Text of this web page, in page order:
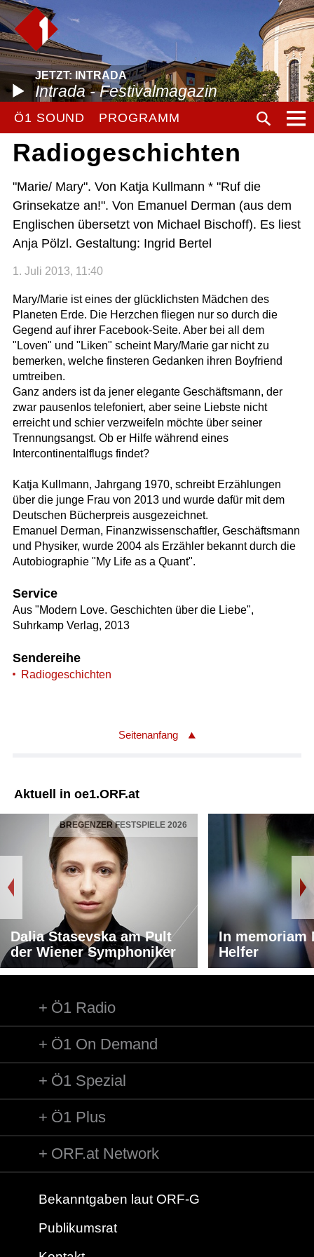
JETZT: INTRADA
Intrada - Festivalmagazin
Ö1 SOUND PROGRAMM
Radiogeschichten
"Marie/ Mary". Von Katja Kullmann * "Ruf die
Grinsekatze an!". Von Emanuel Derman (aus dem
Englischen übersetzt von Michael Bischoff). Es liest
Anja Pölzl. Gestaltung: Ingrid Bertel
1. Juli 2013, 11:40
Mary/Marie ist eines der glücklichsten Mädchen des
Planeten Erde. Die Herzchen fliegen nur so durch die
Gegend auf ihrer Facebook-Seite. Aber bei all dem
"Loven" und "Liken" scheint Mary/Marie gar nicht zu
bemerken, welche finsteren Gedanken ihren Boyfriend
umtreiben.
Ganz anders ist da jener elegante Geschäftsmann, der
zwar pausenlos telefoniert, aber seine Liebste nicht
erreicht und schier verzweifeln möchte über seiner
Trennungsangst. Ob er Hilfe während eines
Intercontinentalflugs findet?
Katja Kullmann, Jahrgang 1970, schreibt Erzählungen
über die junge Frau von 2013 und wurde dafür mit dem
Deutschen Bücherpreis ausgezeichnet.
Emanuel Derman, Finanzwissenschaftler, Geschäftsmann
und Physiker, wurde 2004 als Erzähler bekannt durch die
Autobiographie "My Life as a Quant".
Service
Aus "Modern Love. Geschichten über die Liebe",
Suhrkamp Verlag, 2013
Sendereihe
Radiogeschichten
Seitenanfang
Aktuell in oe1.ORF.at
BREGENZER FESTSPIELE 2026
Dalia Stasevska am Pult
der Wiener Symphoniker
In memoriam
Helfer
Ö1 Radio
Ö1 On Demand
Ö1 Spezial
Ö1 Plus
ORF.at Network
Bekanntgaben laut ORF-G
Publikumsrat